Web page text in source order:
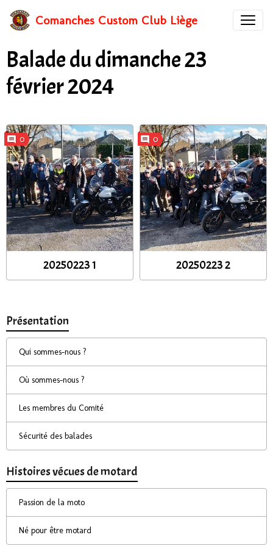
Comanches Custom Club Liège
Balade du dimanche 23
février 2024
0
20250223 1
0
20250223 2
Présentation
Qui sommes-nous ?
Où sommes-nous ?
Les membres du Comité
Sécurité des balades
Histoires vécues de motard
Passion de la moto
Né pour être motard